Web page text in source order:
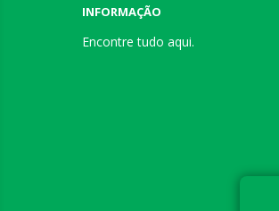
INFORMAÇÃO
Encontre tudo aqui.